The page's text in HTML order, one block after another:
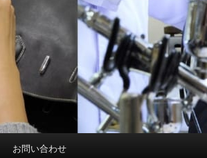
お問い合わせ